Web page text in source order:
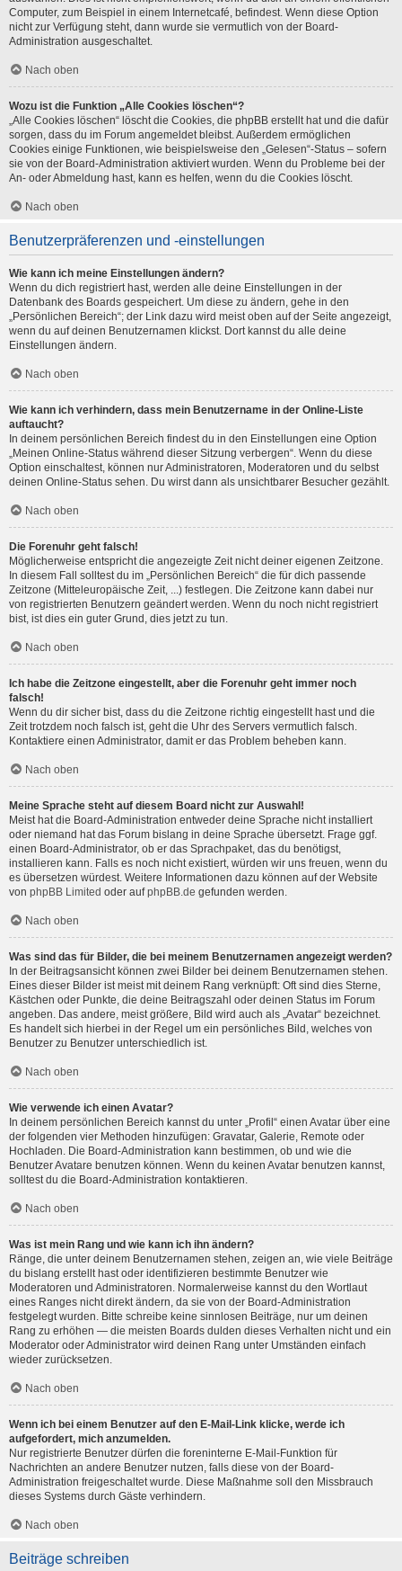
Computer, zum Beispiel in einem Internetcafé, befindest. Wenn diese Option
nicht zur Verfügung steht, dann wurde sie vermutlich von der Board-
Administration ausgeschaltet.
Nach oben
Wozu ist die Funktion „Alle Cookies löschen“?
„Alle Cookies löschen“ löscht die Cookies, die phpBB erstellt hat und die dafür
sorgen, dass du im Forum angemeldet bleibst. Außerdem ermöglichen
Cookies einige Funktionen, wie beispielsweise den „Gelesen“-Status – sofern
sie von der Board-Administration aktiviert wurden. Wenn du Probleme bei der
An- oder Abmeldung hast, kann es helfen, wenn du die Cookies löscht.
Nach oben
Benutzerpräferenzen und -einstellungen
Wie kann ich meine Einstellungen ändern?
Wenn du dich registriert hast, werden alle deine Einstellungen in der
Datenbank des Boards gespeichert. Um diese zu ändern, gehe in den
„Persönlichen Bereich“; der Link dazu wird meist oben auf der Seite angezeigt,
wenn du auf deinen Benutzernamen klickst. Dort kannst du alle deine
Einstellungen ändern.
Nach oben
Wie kann ich verhindern, dass mein Benutzername in der Online-Liste
auftaucht?
In deinem persönlichen Bereich findest du in den Einstellungen eine Option
„Meinen Online-Status während dieser Sitzung verbergen“. Wenn du diese
Option einschaltest, können nur Administratoren, Moderatoren und du selbst
deinen Online-Status sehen. Du wirst dann als unsichtbarer Besucher gezählt.
Nach oben
Die Forenuhr geht falsch!
Möglicherweise entspricht die angezeigte Zeit nicht deiner eigenen Zeitzone.
In diesem Fall solltest du im „Persönlichen Bereich“ die für dich passende
Zeitzone (Mitteleuropäische Zeit, ...) festlegen. Die Zeitzone kann dabei nur
von registrierten Benutzern geändert werden. Wenn du noch nicht registriert
bist, ist dies ein guter Grund, dies jetzt zu tun.
Nach oben
Ich habe die Zeitzone eingestellt, aber die Forenuhr geht immer noch
falsch!
Wenn du dir sicher bist, dass du die Zeitzone richtig eingestellt hast und die
Zeit trotzdem noch falsch ist, geht die Uhr des Servers vermutlich falsch.
Kontaktiere einen Administrator, damit er das Problem beheben kann.
Nach oben
Meine Sprache steht auf diesem Board nicht zur Auswahl!
Meist hat die Board-Administration entweder deine Sprache nicht installiert
oder niemand hat das Forum bislang in deine Sprache übersetzt. Frage ggf.
einen Board-Administrator, ob er das Sprachpaket, das du benötigst,
installieren kann. Falls es noch nicht existiert, würden wir uns freuen, wenn du
es übersetzen würdest. Weitere Informationen dazu können auf der Website
von phpBB Limited oder aufphpBB.de gefunden werden.
Nach oben
Was sind das für Bilder, die bei meinem Benutzernamen angezeigt werden?
In der Beitragsansicht können zwei Bilder bei deinem Benutzernamen stehen.
Eines dieser Bilder ist meist mit deinem Rang verknüpft: Oft sind dies Sterne,
Kästchen oder Punkte, die deine Beitragszahl oder deinen Status im Forum
angeben. Das andere, meist größere, Bild wird auch als „Avatar“ bezeichnet.
Es handelt sich hierbei in der Regel um ein persönliches Bild, welches von
Benutzer zu Benutzer unterschiedlich ist.
Nach oben
Wie verwende ich einen Avatar?
In deinem persönlichen Bereich kannst du unter „Profil“ einen Avatar über eine
der folgenden vier Methoden hinzufügen: Gravatar, Galerie, Remote oder
Hochladen. Die Board-Administration kann bestimmen, ob und wie die
Benutzer Avatare benutzen können. Wenn du keinen Avatar benutzen kannst,
solltest du die Board-Administration kontaktieren.
Nach oben
Was ist mein Rang und wie kann ich ihn ändern?
Ränge, die unter deinem Benutzernamen stehen, zeigen an, wie viele Beiträge
du bislang erstellt hast oder identifizieren bestimmte Benutzer wie
Moderatoren und Administratoren. Normalerweise kannst du den Wortlaut
eines Ranges nicht direkt ändern, da sie von der Board-Administration
festgelegt wurden. Bitte schreibe keine sinnlosen Beiträge, nur um deinen
Rang zu erhöhen — die meisten Boards dulden dieses Verhalten nicht und ein
Moderator oder Administrator wird deinen Rang unter Umständen einfach
wieder zurücksetzen.
Nach oben
Wenn ich bei einem Benutzer auf den E-Mail-Link klicke, werde ich
aufgefordert, mich anzumelden.
Nur registrierte Benutzer dürfen die foreninterne E-Mail-Funktion für
Nachrichten an andere Benutzer nutzen, falls diese von der Board-
Administration freigeschaltet wurde. Diese Maßnahme soll den Missbrauch
dieses Systems durch Gäste verhindern.
Nach oben
Beiträge schreiben